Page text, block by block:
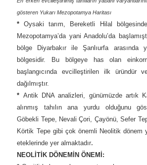
gösteren Yukarı Mezopotamya Haritası
*Oysaki tarım, Bereketli Hilal
Mezopotamya’da yani Anadolu’da
bölge Diyarbakır ile Şanlıurfa arasında
bölgesidir. Bu bölgeye has olan einkorn
başlangıcında evcilleştirilen ilk üründür
dağılmıştır.
* Antik DNA analizleri, günümüzde artık
alınmış tahılın ana yurdu olduğunu
Göbekli Tepe, Nevali Çori, Çayönü, Sefer
Körtik Tepe gibi çok önemli Neolitik dönem
eteklerinde yer almaktadır.
NEOLİTİK DÖNEMİN ÖNEMİ: